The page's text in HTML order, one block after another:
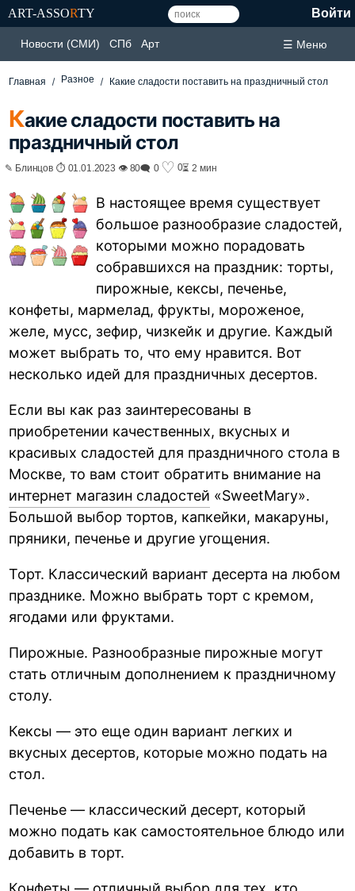
ART-ASSORTY Войти
Новости (СМИ) СПб Арт ☰ Меню
Главная Разное Какие сладости поставить на праздничный стол
Какие сладости поставить на
праздничный стол
✎ Блинцов ⏱ 01.01.2023 👁 80🗨 0 ♡ 0⏳ 2 мин
В настоящее время существует
большое разнообразие сладостей,
которыми можно порадовать
собравшихся на праздник: торты,
пирожные, кексы, печенье,
конфеты, мармелад, фрукты, мороженое,
желе, мусс, зефир, чизкейк и другие. Каждый
может выбрать то, что ему нравится. Вот
несколько идей для праздничных десертов.
Если вы как раз заинтересованы в
приобретении качественных, вкусных и
красивых сладостей для праздничного стола в
Москве, то вам стоит обратить внимание на
интернет магазин сладостей «SweetMary».
Большой выбор тортов, капкейки, макаруны,
пряники, печенье и другие угощения.
Торт. Классический вариант десерта на любом
празднике. Можно выбрать торт с кремом,
ягодами или фруктами.
Пирожные. Разнообразные пирожные могут
стать отличным дополнением к праздничному
столу.
Кексы — это еще один вариант легких и
вкусных десертов, которые можно подать на
стол.
Печенье — классический десерт, который
можно подать как самостоятельное блюдо или
добавить в торт.